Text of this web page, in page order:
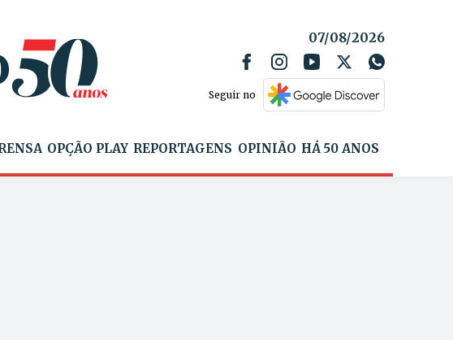
07/08/2026
Seguir no
OPÇÃO PLAY REPORTAGENS OPINIÃO HÁ 50 ANOS